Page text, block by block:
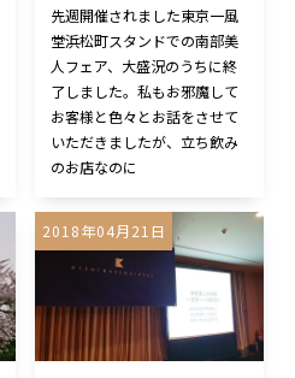
先週開催されました東京一風
堂浜松町スタンドでの南部美
人フェア、大盛況のうちに終
了しました。私もお邪魔して
お客様と色々とお話をさせて
いただきましたが、立ち飲み
のお店なのに
2018年04月21日